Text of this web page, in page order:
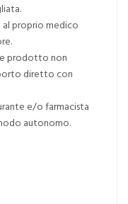
proprio medico
prodotto non
diretto con
e/o farmacista
autonomo.